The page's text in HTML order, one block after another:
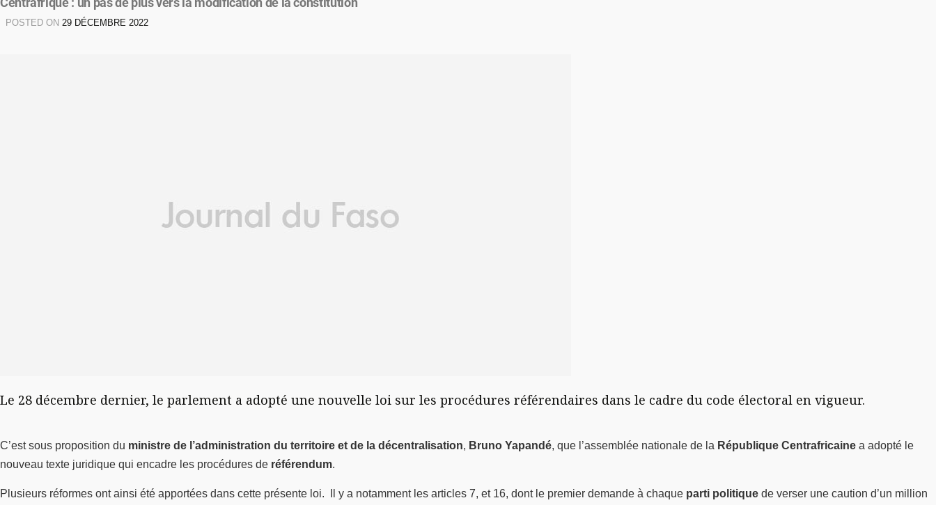
POSTED ON 29 DÉCEMBRE 2022
Le 28 décembre dernier, le parlement a adopté une nouvelle loi sur les procédures référendaires dans le cadre du code électoral en vigueur.
C’est sous proposition du ministre de l’administration du territoire et de la décentralisation, Bruno Yapandé, que l’assemblée nationale de la République Centrafricaine a adopté le
nouveau texte juridique qui encadre les procédures de référendum.
Plusieurs réformes ont ainsi été apportées dans cette présente loi. Il y a notamment les articles 7, et 16, dont le premier demande à chaque parti politique de verser une caution d’un million